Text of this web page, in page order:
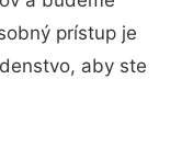
prístup je
aby ste